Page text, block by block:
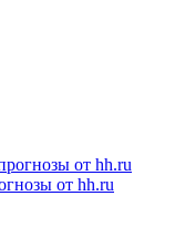
от hh.ru